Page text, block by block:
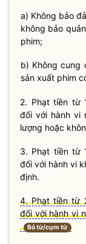
a) Không bảo
không bảo
phim;
b) Không cung
sản xuất phim
2. Phạt tiền từ
đối với hành vi
lượng hoặc
3. Phạt tiền từ
đối với hành vi
định.
4. Phạt tiền từ
đối với hành vi
Bỏ từ/cụm từ